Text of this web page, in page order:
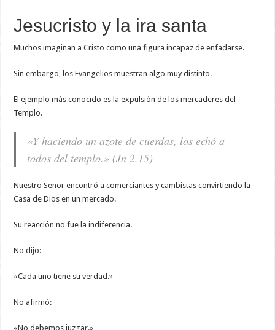
Jesucristo y la ira santa
Muchos imaginan a Cristo como una figura incapaz de enfadarse.
Sin embargo, los Evangelios muestran algo muy distinto.
El ejemplo más conocido es la expulsión de los mercaderes del
Templo.
«Y haciendo un azote de cuerdas, los echó a
todos del templo.» (Jn 2,15)
Nuestro Señor encontró a comerciantes y cambistas convirtiendo la
Casa de Dios en un mercado.
Su reacción no fue la indiferencia.
No dijo:
«Cada uno tiene su verdad.»
No afirmó:
«No debemos juzgar.»